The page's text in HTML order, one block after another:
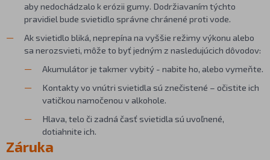
aby nedochádzalo k erózii gumy. Dodržiavaním týchto
pravidiel bude svietidlo správne chránené proti vode.
Ak svietidlo bliká, neprepína na vyššie režimy výkonu alebo
sa nerozsvieti, môže to byť jedným z nasledujúcich dôvodov:
Akumulátor je takmer vybitý - nabite ho, alebo vymeňte.
Kontakty vo vnútri svietidla sú znečistené – očistite ich
vatičkou namočenou v alkohole.
Hlava, telo či zadná časť svietidla sú uvoľnené,
dotiahnite ich.
Záruka